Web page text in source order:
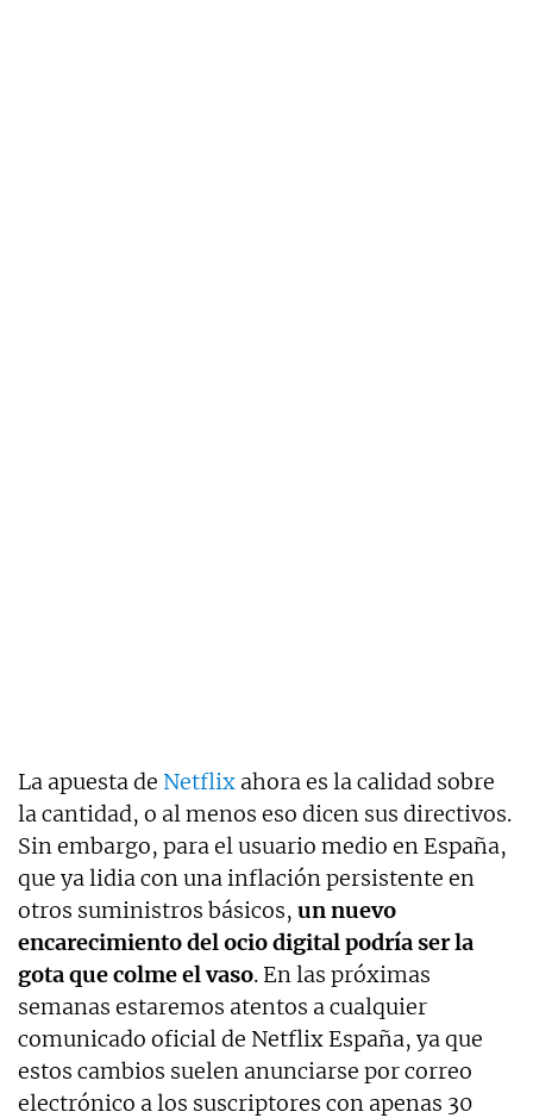
La apuesta de Netflix ahora es la calidad sobre
la cantidad, o al menos eso dicen sus directivos.
Sin embargo, para el usuario medio en España,
que ya lidia con una inflación persistente en
otros suministros básicos, un nuevo
encarecimiento del ocio digital podría ser la
gota que colme el vaso. En las próximas
semanas estaremos atentos a cualquier
comunicado oficial de Netflix España, ya que
estos cambios suelen anunciarse por correo
electrónico a los suscriptores con apenas 30